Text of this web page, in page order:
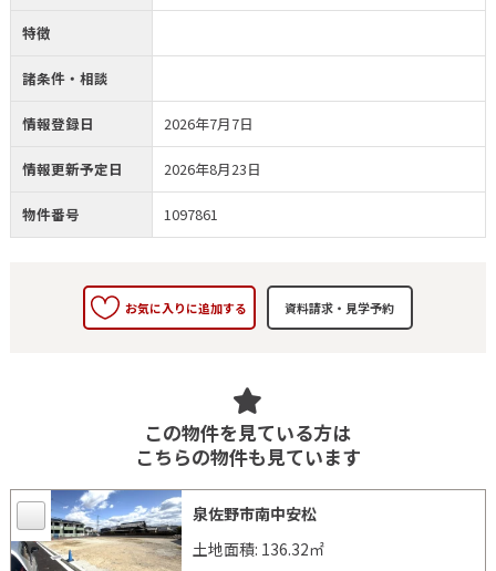
特徴
諸条件・相談
情報登録日 2026年7月7日
情報更新予定日 2026年8月23日
物件番号 1097861
お気に入りに追加する
この物件を見ている方は
こちらの物件も見ています
泉佐野市南中安松
土地面積: 136.32㎡